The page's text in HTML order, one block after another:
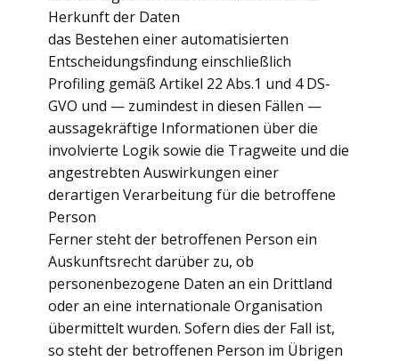
Herkunft der Daten
das Bestehen einer automatisierten
Entscheidungsfindung einschließlich
Profiling gemäß Artikel 22 Abs.1 und 4 DS-
GVO und — zumindest in diesen Fällen —
aussagekräftige Informationen über die
involvierte Logik sowie die Tragweite und die
angestrebten Auswirkungen einer
derartigen Verarbeitung für die betroffene
Person
Ferner steht der betroffenen Person ein
Auskunftsrecht darüber zu, ob
personenbezogene Daten an ein Drittland
oder an eine internationale Organisation
übermittelt wurden. Sofern dies der Fall ist,
so steht der betroffenen Person im Übrigen